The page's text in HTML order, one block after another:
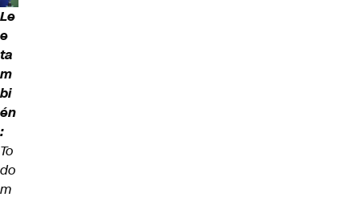
Le
e
ta
m
bi
én
:
To
do
m